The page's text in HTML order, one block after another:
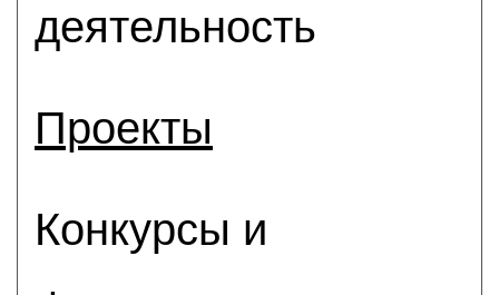
деятельность
Проекты
Конкурсы и